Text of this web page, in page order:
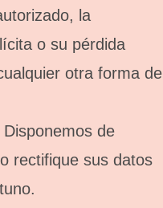
la
o su pérdida
otra forma de
Disponemos de
rectifique sus datos